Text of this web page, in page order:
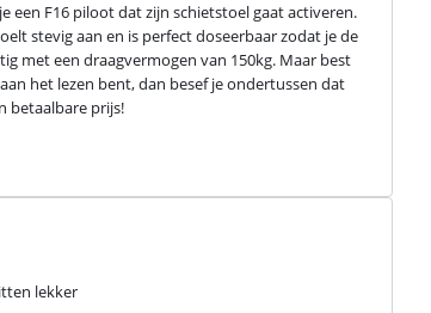
een F16 piloot dat zijn schietstoel gaat activeren.
stevig aan en is perfect doseerbaar zodat je de
met een draagvermogen van 150kg. Maar best
het lezen bent, dan besef je ondertussen dat
betaalbare prijs!
lekker